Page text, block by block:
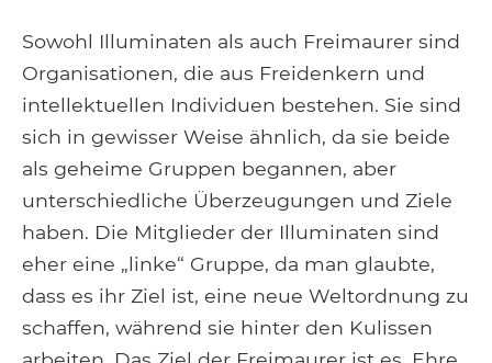
Sowohl Illuminaten als auch Freimaurer sind
Organisationen, die aus Freidenkern und
intellektuellen Individuen bestehen. Sie sind
sich in gewisser Weise ähnlich, da sie beide
als geheime Gruppen begannen, aber
unterschiedliche Überzeugungen und Ziele
haben. Die Mitglieder der Illuminaten sind
eher eine „linke“ Gruppe, da man glaubte,
dass es ihr Ziel ist, eine neue Weltordnung zu
schaffen, während sie hinter den Kulissen